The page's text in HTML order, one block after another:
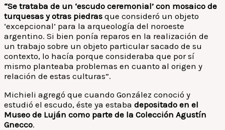
“Se trataba de un ‘escudo ceremonial’ con mosaico de
turquesas y otras piedras que consideró un objeto
‘excepcional’ para la arqueología del noroeste
argentino. Si bien ponía reparos en la realización de
un trabajo sobre un objeto particular sacado de su
contexto, lo hacía porque consideraba que por sí
mismo planteaba problemas en cuanto al origen y
relación de estas culturas”.
Michieli agregó que cuando González conoció y
estudió el escudo, éste ya estaba depositado en el
Museo de Luján como parte de la Colección Agustín
Gnecco.